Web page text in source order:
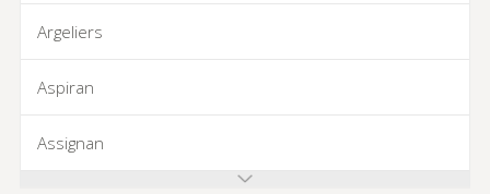
Argeliers
Aspiran
Assignan